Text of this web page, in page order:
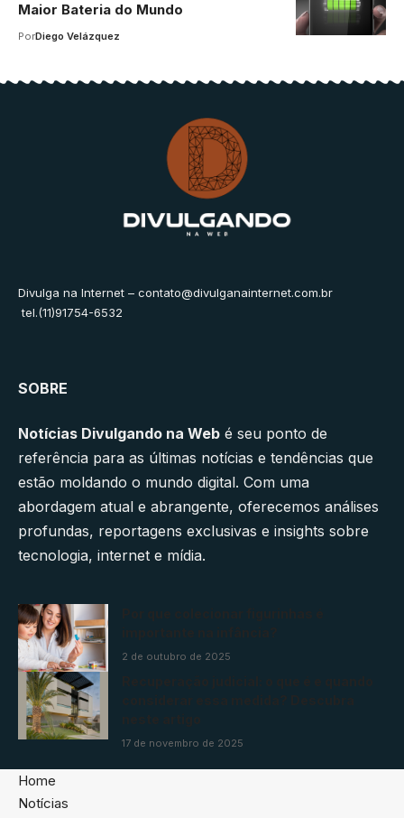
Maior Bateria do Mundo
PorDiego Velázquez
Divulga na Internet – contato@divulganainternet.com.br
tel.(11)91754-6532
SOBRE
Notícias Divulgando na Web é seu ponto de
referência para as últimas notícias e tendências que
estão moldando o mundo digital. Com uma
abordagem atual e abrangente, oferecemos análises
profundas, reportagens exclusivas e insights sobre
tecnologia, internet e mídia.
2 de outubro de 2025
17 de novembro de 2025
Home
Notícias